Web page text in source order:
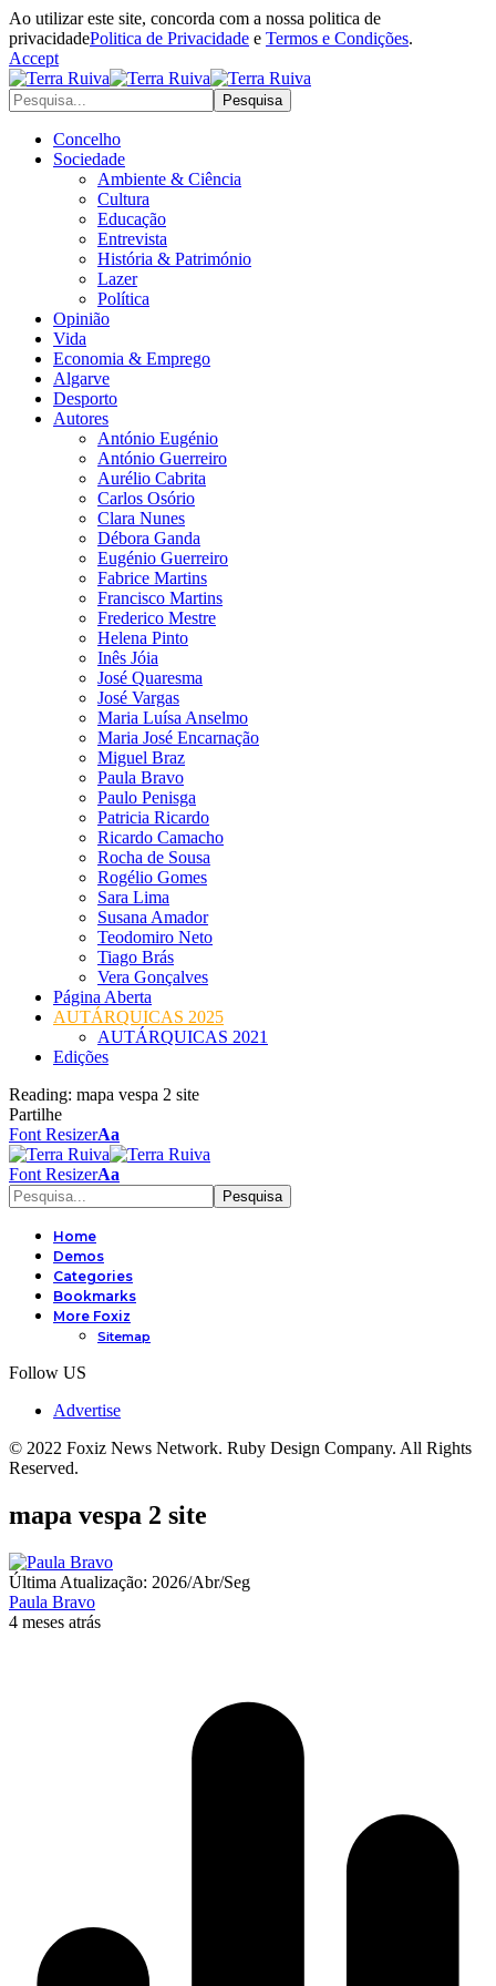
Ao utilizar este site, concorda com a nossa politica de
privacidadePolitica de Privacidade e Termos e Condições.
Accept
Concelho
Sociedade
Ambiente & Ciência
Cultura
Educação
Entrevista
História & Património
Lazer
Política
Opinião
Vida
Economia & Emprego
Algarve
Desporto
Autores
António Eugénio
António Guerreiro
Aurélio Cabrita
Carlos Osório
Clara Nunes
Débora Ganda
Eugénio Guerreiro
Fabrice Martins
Francisco Martins
Frederico Mestre
Helena Pinto
Inês Jóia
José Quaresma
José Vargas
Maria Luísa Anselmo
Maria José Encarnação
Miguel Braz
Paula Bravo
Paulo Penisga
Patricia Ricardo
Ricardo Camacho
Rocha de Sousa
Rogélio Gomes
Sara Lima
Susana Amador
Teodomiro Neto
Tiago Brás
Vera Gonçalves
Página Aberta
AUTÁRQUICAS 2025
AUTÁRQUICAS 2021
Edições
Reading: mapa vespa 2 site
Partilhe
Font ResizerAa
Font ResizerAa
Home
Demos
Categories
Bookmarks
More Foxiz
Sitemap
Follow US
Advertise
© 2022 Foxiz News Network. Ruby Design Company. All Rights
Reserved.
mapa vespa 2 site
Última Atualização: 2026/Abr/Seg
Paula Bravo
4 meses atrás